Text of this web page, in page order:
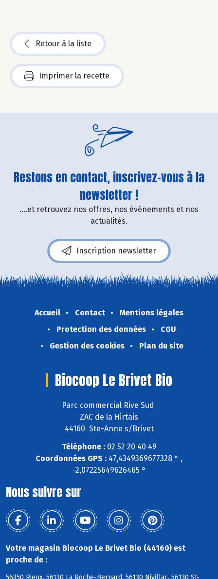
Retour à la liste
Imprimer la recette
Restons en contact, inscrivez-vous à la
newsletter !
....et retrouvez nos offres, nos événements et nos
actualités.
Inscription newsletter
Accueil Contact
Mentions légales
Protection des données
CGU
Gestion des cookies
Plan du site
Biocoop Le Brivet Bio
Parc commercial Rive Sud
ZAC de la Hirtais
44160 Ste-Anne s/Brivet
Téléphone :02 52 20 40 49
Coordonnées GPS : 47,4349369677328 ° ,
-2,07225649626465 °
Nous suivre sur
Votre magasin Biocoop Le Brivet Bio (44160) est
proche de :